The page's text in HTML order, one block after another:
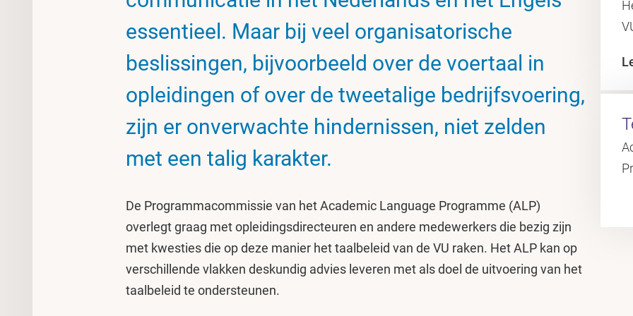
essentieel. Maar bij veel organisatorische
beslissingen, bijvoorbeeld over de voertaal in
opleidingen of over de tweetalige bedrijfsvoering,
zijn er onverwachte hindernissen, niet zelden
met een talig karakter.
De Programmacommissie van het Academic Language Programme (ALP)
overlegt graag met opleidingsdirecteuren en andere medewerkers die bezig zijn
met kwesties die op deze manier het taalbeleid van de VU raken. Het ALP kan op
verschillende vlakken deskundig advies leveren met als doel de uitvoering van het
taalbeleid te ondersteunen.